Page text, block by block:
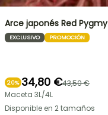
Arce japonés Red Pygmy
EXCLUSIVO PROMOCIÓN
20% 34,80 €43,50 €
Maceta 3L/4L
Disponible en 2 tamaños